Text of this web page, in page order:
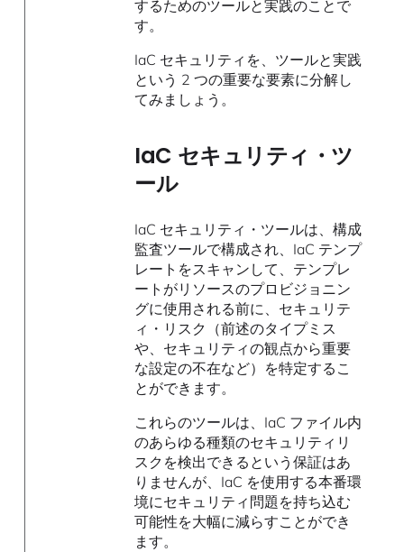
するためのツールと実践のことで
す。
IaC セキュリティを、ツールと実践
という 2 つの重要な要素に分解し
てみましょう。
IaC セキュリティ・ツ
ール
IaC セキュリティ・ツールは、構成
監査ツールで構成され、IaC テンプ
レートをスキャンして、テンプレ
ートがリソースのプロビジョニン
グに使用される前に、セキュリテ
ィ・リスク（前述のタイプミス
や、セキュリティの観点から重要
な設定の不在など）を特定するこ
とができます。
これらのツールは、IaC ファイル内
のあらゆる種類のセキュリティリ
スクを検出できるという保証はあ
りませんが、IaC を使用する本番環
境にセキュリティ問題を持ち込む
可能性を大幅に減らすことができ
ます。